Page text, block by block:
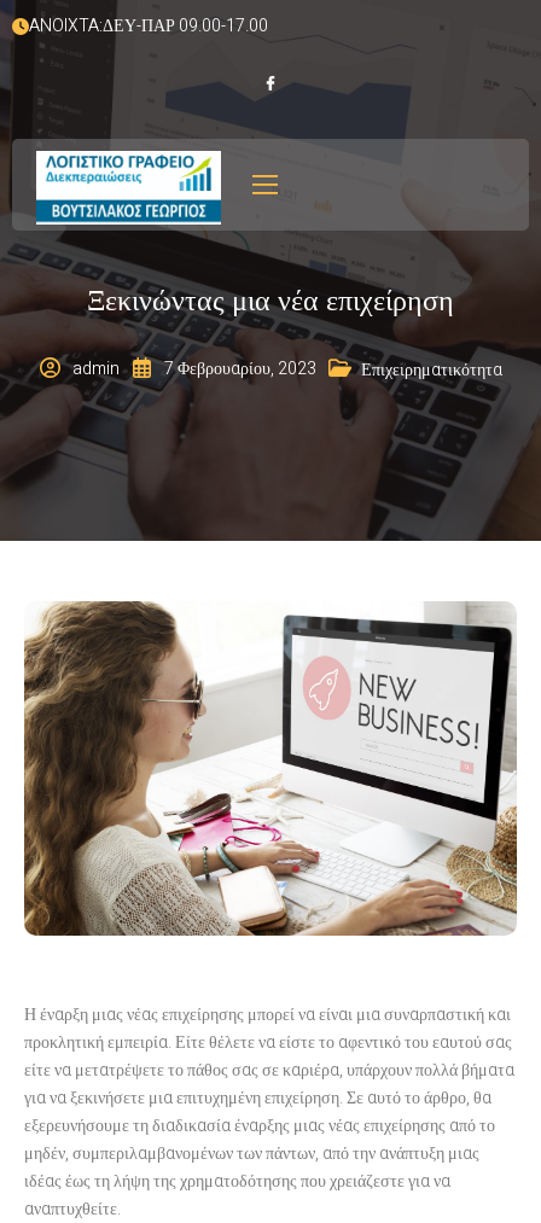
ANOIXTA:ΔΕΥ-ΠΑΡ 09.00-17.00
Ξεκινώντας μια νέα επιχείρηση
admin 7 Φεβρουαρίου, 2023 Επιχειρηματικότητα
Η έναρξη μιας νέας επιχείρησης μπορεί να είναι μια συναρπαστική και
προκλητική εμπειρία. Είτε θέλετε να είστε το αφεντικό του εαυτού σας
είτε να μετατρέψετε το πάθος σας σε καριέρα, υπάρχουν πολλά βήματα
για να ξεκινήσετε μια επιτυχημένη επιχείρηση. Σε αυτό το άρθρο, θα
εξερευνήσουμε τη διαδικασία έναρξης μιας νέας επιχείρησης από το
μηδέν, συμπεριλαμβανομένων των πάντων, από την ανάπτυξη μιας
ιδέας έως τη λήψη της χρηματοδότησης που χρειάζεστε για να
αναπτυχθείτε.